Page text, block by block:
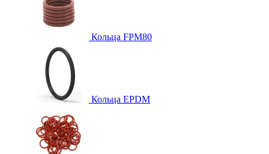
Кольца FPM80
Кольца EPDM